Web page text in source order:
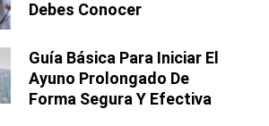
Debes Conocer
Guía Básica Para Iniciar El
Ayuno Prolongado De
Forma Segura Y Efectiva